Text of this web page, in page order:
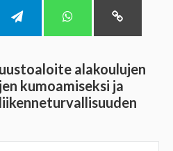
alakoulujen
kumoamiseksi ja